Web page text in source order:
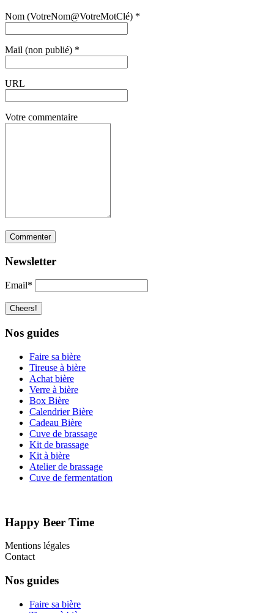
Nom (VotreNom@VotreMotClé) *
Mail (non publié) *
URL
Votre commentaire
Newsletter
Email*
Nos guides
Faire sa bière
Tireuse à bière
Achat bière
Verre à bière
Box Bière
Calendrier Bière
Cadeau Bière
Cuve de brassage
Kit de brassage
Kit à bière
Atelier de brassage
Cuve de fermentation
Happy Beer Time
Mentions légales
Contact
Nos guides
Faire sa bière